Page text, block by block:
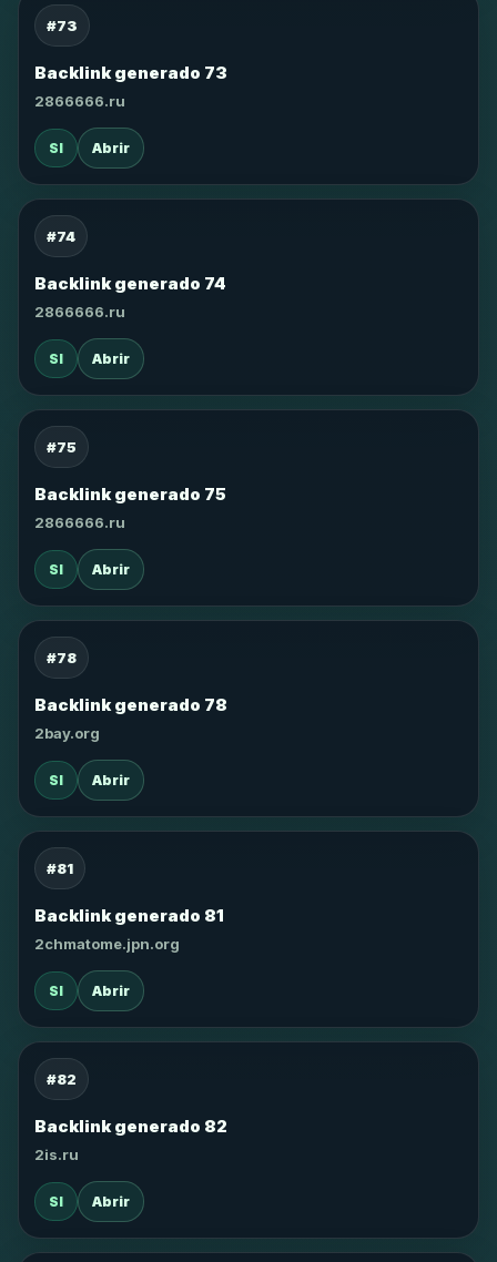
#73
Backlink generado 73
2866666.ru
SI Abrir
#74
Backlink generado 74
2866666.ru
SI Abrir
#75
Backlink generado 75
2866666.ru
SI Abrir
#78
Backlink generado 78
2bay.org
SI Abrir
#81
Backlink generado 81
2chmatome.jpn.org
SI Abrir
#82
Backlink generado 82
2is.ru
SI Abrir